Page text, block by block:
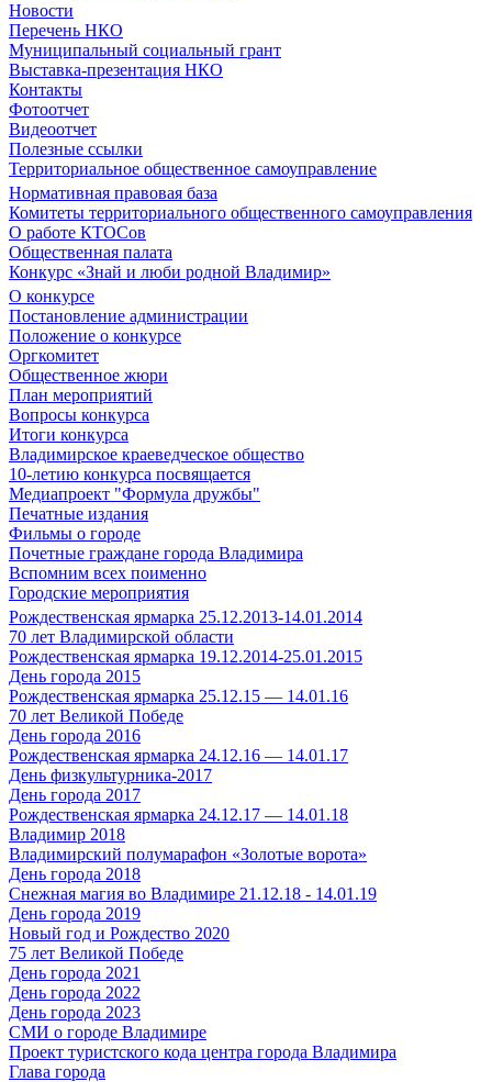
Новости
Перечень НКО
Муниципальный социальный грант
Выставка-презентация НКО
Контакты
Фотоотчет
Видеоотчет
Полезные ссылки
Территориальное общественное самоуправление
Нормативная правовая база
Комитеты территориального общественного самоуправления
О работе КТОСов
Общественная палата
Конкурс «Знай и люби родной Владимир»
О конкурсе
Постановление администрации
Положение о конкурсе
Оргкомитет
Общественное жюри
План мероприятий
Вопросы конкурса
Итоги конкурса
Владимирское краеведческое общество
10-летию конкурса посвящается
Медиапроект "Формула дружбы"
Печатные издания
Фильмы о городе
Почетные граждане города Владимира
Вспомним всех поименно
Городские мероприятия
Рождественская ярмарка 25.12.2013-14.01.2014
70 лет Владимирской области
Рождественская ярмарка 19.12.2014-25.01.2015
День города 2015
Рождественская ярмарка 25.12.15 — 14.01.16
70 лет Великой Победе
День города 2016
Рождественская ярмарка 24.12.16 — 14.01.17
День физкультурника-2017
День города 2017
Рождественская ярмарка 24.12.17 — 14.01.18
Владимир 2018
Владимирский полумарафон «Золотые ворота»
День города 2018
Снежная магия во Владимире 21.12.18 - 14.01.19
День города 2019
Новый год и Рождество 2020
75 лет Великой Победе
День города 2021
День города 2022
День города 2023
СМИ о городе Владимире
Проект туристского кода центра города Владимира
Глава города